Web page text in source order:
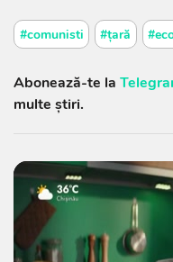
#comunisti #țară
Abonează-te la
multe știri.